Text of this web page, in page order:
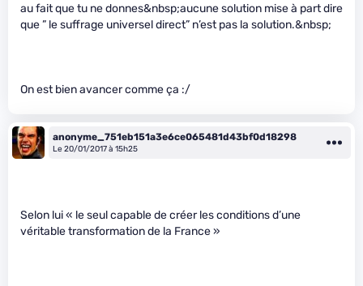
au fait que tu ne donnes&nbsp;aucune solution mise à part dire
que ” le suffrage universel direct” n’est pas la solution.&nbsp;
On est bien avancer comme ça :/
anonyme_751eb151a3e6ce065481d43bf0d18298
Le 20/01/2017 à 15h25
Selon lui « le seul capable de créer les conditions d’une
véritable transformation de la France »